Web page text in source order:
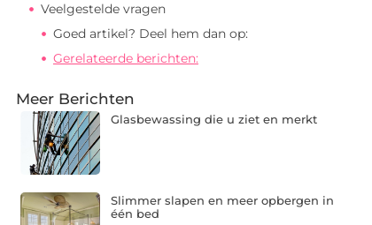
Veelgestelde vragen
Goed artikel? Deel hem dan op:
Gerelateerde berichten:
Meer Berichten
Glasbewassing die u ziet en merkt
Slimmer slapen en meer opbergen in
één bed